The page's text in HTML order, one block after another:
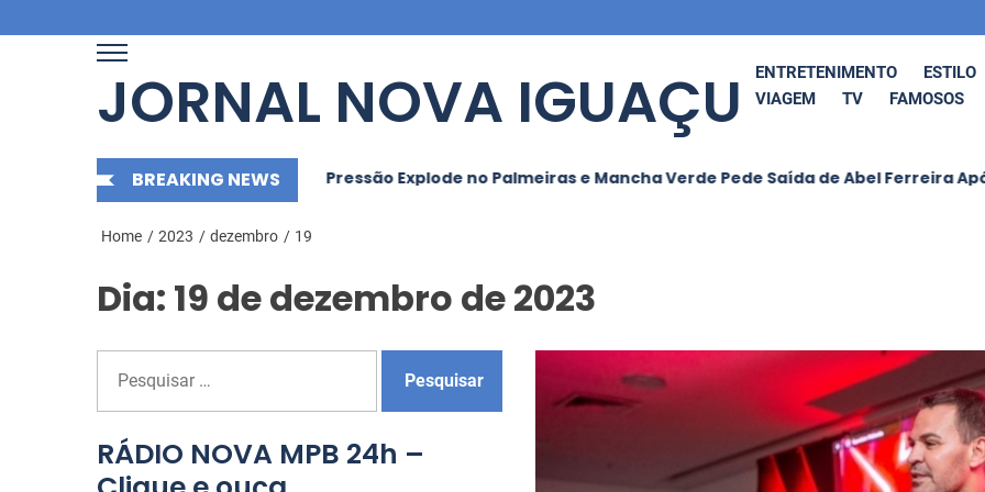
to
JORNAL NOVA IGUAÇU ENTRETENIMENTO ESTILO
VIAGEM
TV FAMOSOS
BREAKING NEWS
em cilada: guia completo Pressão Explode no Palmeiras e Mancha Verde Pede Saída de Abel Ferreira Após
Home 2023 dezembro 19
Dia: 19 de dezembro de 2023
s
q
uRÁDIO NOVA MPB 24h –
único, convidados
“Braba das Arábias”: O Funk
Ludmilla Anuncia